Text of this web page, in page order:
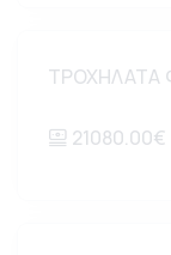
ΤΡΟΧΗΛΑΤΑ
21080.00€